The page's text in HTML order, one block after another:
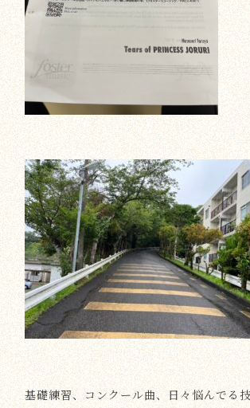
基礎練習、コンクール曲、日々悩んでる